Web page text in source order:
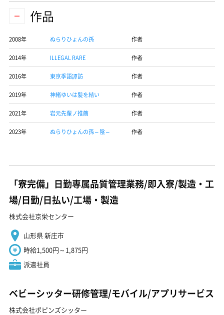
作品
2008年 ぬらりひょんの孫 作者
2014年 ILLEGAL RARE 作者
2016年 東京季語譚訪 作者
2019年 神緒ゆいは髪を結い 作者
2021年 岩元先輩ノ推薦 作者
2023年 ぬらりひょんの孫～陰～ 作者
「寮完備」日勤専属品質管理業務/即入寮/製造・工
場/日勤/日払い/工場・製造
株式会社京栄センター
山形県 新庄市
時給1,500円～1,875円
派遣社員
ベビーシッター研修管理/モバイル/アプリサービス
株式会社ポピンズシッター